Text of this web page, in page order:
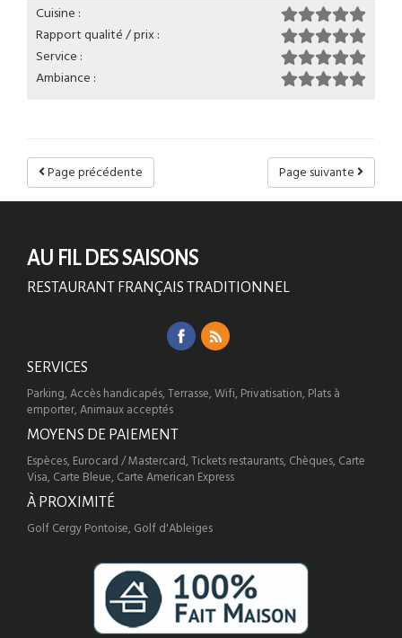
Cuisine :
Rapport qualité / prix :
Service :
Ambiance :
Page suivante
Page précédente
AU FIL DES SAISONS
RESTAURANT FRANÇAIS TRADITIONNEL
SERVICES
Parking, Accès handicapés, Terrasse, Wifi, Privatisation, Plats à
emporter, Animaux acceptés
MOYENS DE PAIEMENT
Espèces, Eurocard / Mastercard, Tickets restaurants, Chèques, Carte
Visa, Carte Bleue, Carte American Express
À PROXIMITÉ
Golf Cergy Pontoise, Golf d'Ableiges